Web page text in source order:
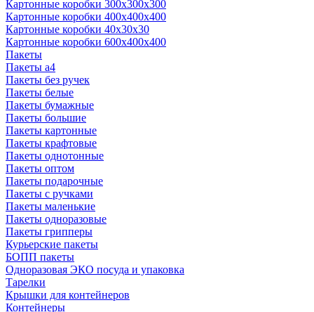
Картонные коробки 300x300x300
Картонные коробки 400x400x400
Картонные коробки 40x30x30
Картонные коробки 600x400x400
Пакеты
Пакеты а4
Пакеты без ручек
Пакеты белые
Пакеты бумажные
Пакеты большие
Пакеты картонные
Пакеты крафтовые
Пакеты однотонные
Пакеты оптом
Пакеты подарочные
Пакеты с ручками
Пакеты маленькие
Пакеты одноразовые
Пакеты грипперы
Курьерские пакеты
БОПП пакеты
Одноразовая ЭКО посуда и упаковка
Тарелки
Крышки для контейнеров
Контейнеры